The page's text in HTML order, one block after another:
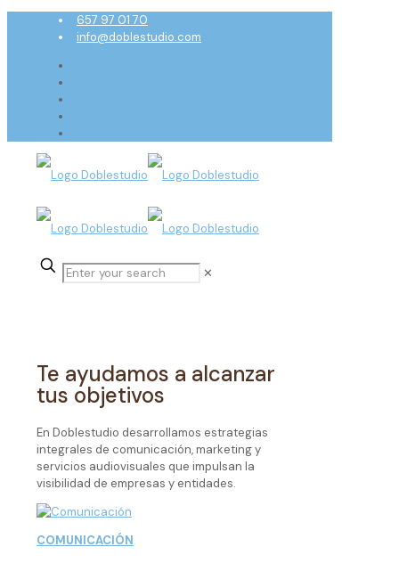
657 97 01 70
info@doblestudio.com
✕
Te ayudamos a alcanzar
tus objetivos
En Doblestudio desarrollamos estrategias
integrales de comunicación, marketing y
servicios audiovisuales que impulsan la
visibilidad de empresas y entidades.
COMUNICACIÓN